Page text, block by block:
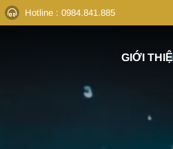
Hotline : 0984.841.885
GIỚI